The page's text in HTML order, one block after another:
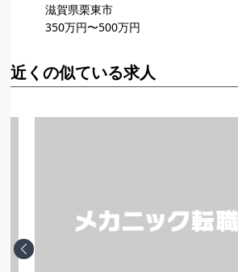
滋支店 滋賀営業所
滋賀県栗東市
350万円〜500万円
近くの似ている求人
Previous